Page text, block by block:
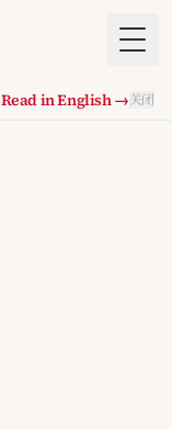
Read in English →关闭